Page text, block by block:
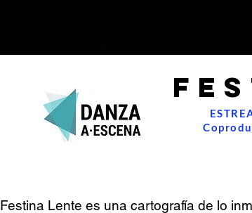
Festina Lente es una cartografía de lo